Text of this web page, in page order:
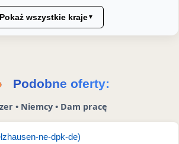
Pokaż wszystkie kraje▼
Podobne oferty:
• Niemcy • Dam pracę
ne-dpk-de)